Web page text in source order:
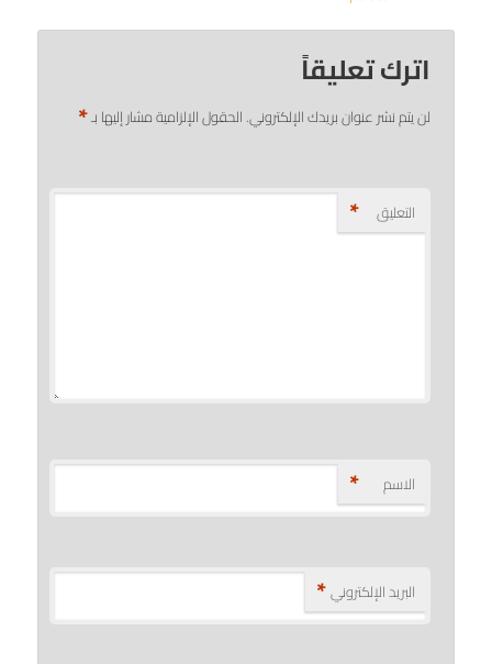
اترك تعليقاً
لن يتم نشر عنوان بريدك الإلكتروني. الحقول الإلزامية مشار إليها بـ*
التعليق *
الاسم *
البريد الإلكتروني*